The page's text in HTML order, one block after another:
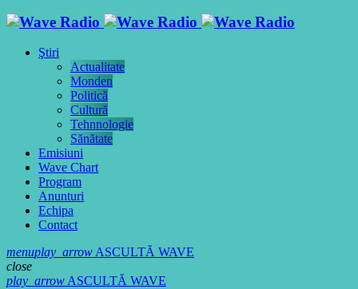
Ştiri
Actualitate
Monden
Politică
Cultură
Tehnnologie
Sănătate
Emisiuni
Wave Chart
Program
Anunturi
Echipa
Contact
menuplay_arrowASCULTĂ WAVE
close
play_arrowASCULTĂ WAVE